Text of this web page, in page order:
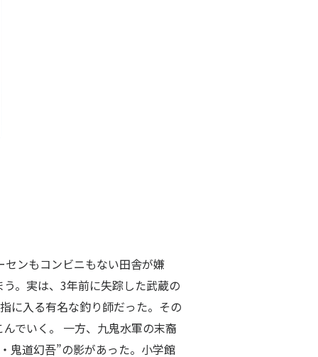
ンもコンビニもない田舎が嫌
。実は、3年前に失踪した武蔵の
に入る有名な釣り師だった。その
でいく。 一方、九鬼水軍の末裔
鬼道幻吾”の影があった。小学館